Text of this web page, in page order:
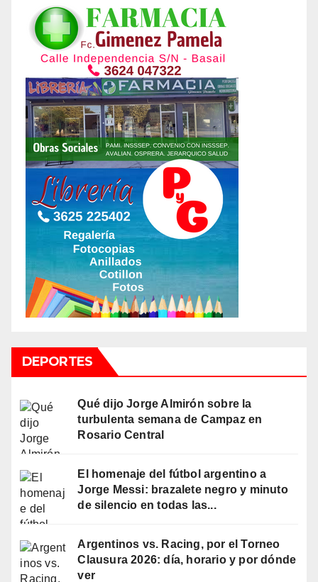
DEPORTES
Qué dijo Jorge Almirón sobre la
turbulenta semana de Campaz en
Rosario Central
El homenaje del fútbol argentino a
Jorge Messi: brazalete negro y minuto
de silencio en todas las...
Argentinos vs. Racing, por el Torneo
Clausura 2026: día, horario y por dónde
ver